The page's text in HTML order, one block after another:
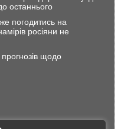
останнього
погодитись на
росіяни не
щодо